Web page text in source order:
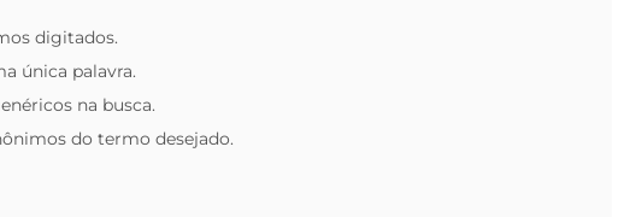
digitados.
única palavra.
na busca.
do termo desejado.